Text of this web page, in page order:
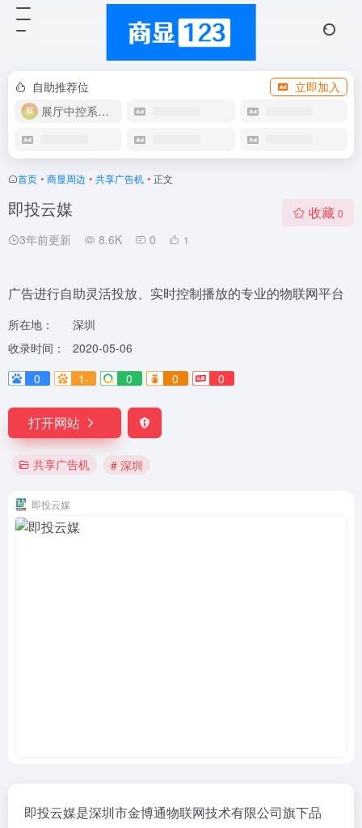
自助推荐位
立即加入
展厅中控系统OEM
首页 • 商显周边 • 共享广告机 • 正文
即投云媒
3年前更新 8.6K 0 1
收藏 0
广告进行自助灵活投放、实时控制播放的专业的物联网平台
所在地：
深圳
收录时间：
2020-05-06
0
1- 0 0 0
打开网站
共享广告机 # 深圳
即投云媒
即投云媒是深圳市金博通物联网技术有限公司旗下品